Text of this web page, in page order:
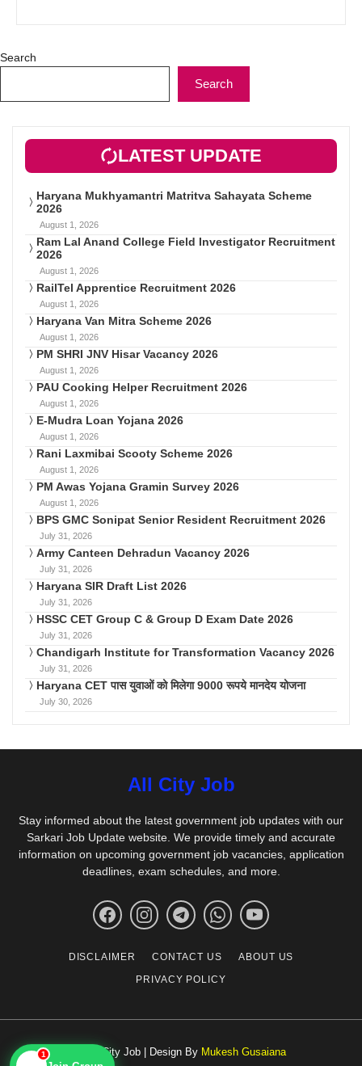
Search
Search
LATEST UPDATE
Haryana Mukhyamantri Matritva Sahayata Scheme
2026
August 1, 2026
Ram Lal Anand College Field Investigator Recruitment
2026
August 1, 2026
RailTel Apprentice Recruitment 2026
August 1, 2026
Haryana Van Mitra Scheme 2026
August 1, 2026
PM SHRI JNV Hisar Vacancy 2026
August 1, 2026
PAU Cooking Helper Recruitment 2026
August 1, 2026
E-Mudra Loan Yojana 2026
August 1, 2026
Rani Laxmibai Scooty Scheme 2026
August 1, 2026
PM Awas Yojana Gramin Survey 2026
August 1, 2026
BPS GMC Sonipat Senior Resident Recruitment 2026
July 31, 2026
Army Canteen Dehradun Vacancy 2026
July 31, 2026
Haryana SIR Draft List 2026
July 31, 2026
HSSC CET Group C & Group D Exam Date 2026
July 31, 2026
Chandigarh Institute for Transformation Vacancy 2026
July 31, 2026
Haryana CET पास युवाओं को मिलेगा 9000 रूपये मानदेय योजना
July 30, 2026
All City Job
Stay informed about the latest government job updates with our
Sarkari Job Update website. We provide timely and accurate
information on upcoming government job vacancies, application
deadlines, exam schedules, and more.
DISCLAIMER CONTACT US
ABOUT US
PRIVACY POLICY
© All City Job | Design By Mukesh Gusaiana
1
Join Group